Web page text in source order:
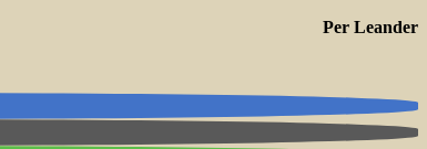
Per Leander